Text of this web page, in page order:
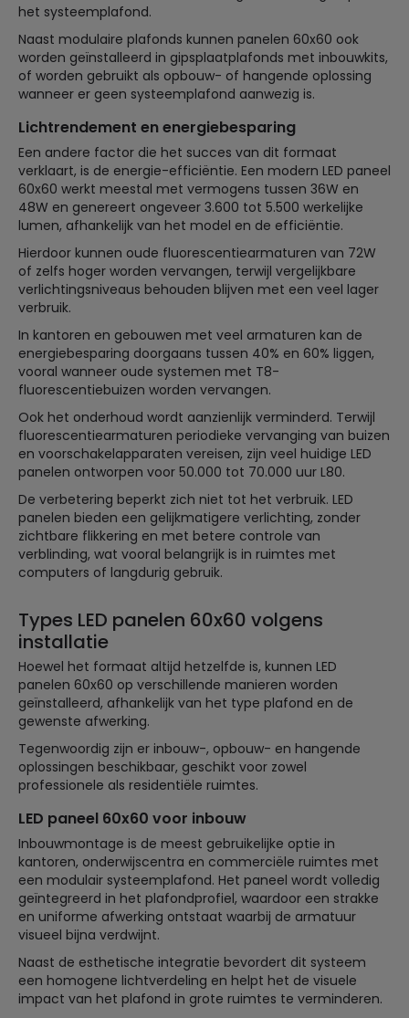
het systeemplafond.
Naast modulaire plafonds kunnen panelen 60x60 ook
worden geïnstalleerd in gipsplaatplafonds met inbouwkits,
of worden gebruikt als opbouw- of hangende oplossing
wanneer er geen systeemplafond aanwezig is.
Lichtrendement en energiebesparing
Een andere factor die het succes van dit formaat
verklaart, is de energie-efficiëntie. Een modern LED paneel
60x60 werkt meestal met vermogens tussen 36W en
48W en genereert ongeveer 3.600 tot 5.500 werkelijke
lumen, afhankelijk van het model en de efficiëntie.
Hierdoor kunnen oude fluorescentiearmaturen van 72W
of zelfs hoger worden vervangen, terwijl vergelijkbare
verlichtingsniveaus behouden blijven met een veel lager
verbruik.
In kantoren en gebouwen met veel armaturen kan de
energiebesparing doorgaans tussen 40% en 60% liggen,
vooral wanneer oude systemen met T8-
fluorescentiebuizen worden vervangen.
Ook het onderhoud wordt aanzienlijk verminderd. Terwijl
fluorescentiearmaturen periodieke vervanging van buizen
en voorschakelapparaten vereisen, zijn veel huidige LED
panelen ontworpen voor 50.000 tot 70.000 uur L80.
De verbetering beperkt zich niet tot het verbruik. LED
panelen bieden een gelijkmatigere verlichting, zonder
zichtbare flikkering en met betere controle van
verblinding, wat vooral belangrijk is in ruimtes met
computers of langdurig gebruik.
Types LED panelen 60x60 volgens
installatie
Hoewel het formaat altijd hetzelfde is, kunnen LED
panelen 60x60 op verschillende manieren worden
geïnstalleerd, afhankelijk van het type plafond en de
gewenste afwerking.
Tegenwoordig zijn er inbouw-, opbouw- en hangende
oplossingen beschikbaar, geschikt voor zowel
professionele als residentiële ruimtes.
LED paneel 60x60 voor inbouw
Inbouwmontage is de meest gebruikelijke optie in
kantoren, onderwijscentra en commerciële ruimtes met
een modulair systeemplafond. Het paneel wordt volledig
geïntegreerd in het plafondprofiel, waardoor een strakke
en uniforme afwerking ontstaat waarbij de armatuur
visueel bijna verdwijnt.
Naast de esthetische integratie bevordert dit systeem
een homogene lichtverdeling en helpt het de visuele
impact van het plafond in grote ruimtes te verminderen.